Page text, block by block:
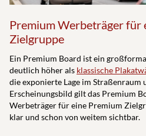
Premium Werbeträger für
Zielgruppe
Ein Premium Board ist ein
deutlich höher als klassische
die exponierte Lage im Straßenraum
Erscheinungsbild gilt das Premium
Werbeträger für eine Premium
klar und schon von weitem sichtbar.